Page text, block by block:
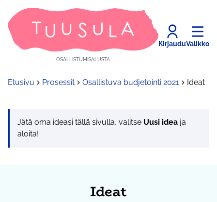
OSALLISTUMISALUSTA
KirjauduValikko
Etusivu Prosessit Osallistuva budjetointi 2021 Ideat
Jätä oma ideasi tällä sivulla, valitse Uusi idea ja
aloita!
Ideat